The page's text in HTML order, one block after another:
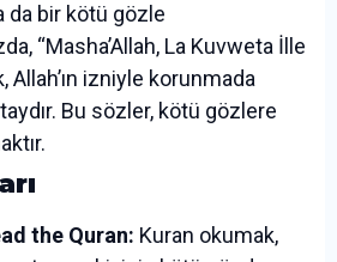
da bir kötü gözle
“Masha’Allah, La Kuvweta İlle
Allah’ın izniyle korunmada
Bu sözler, kötü gözlere
the Quran: Kuran okumak,